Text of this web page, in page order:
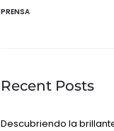
PRENSA
Recent Posts
Descubriendo la